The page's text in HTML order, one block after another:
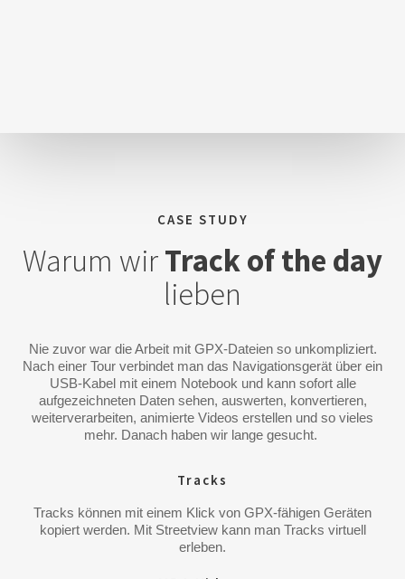
CASE STUDY
Warum wirTrack of the day
lieben
Nie zuvor war die Arbeit mit GPX-Dateien so unkompliziert.
Nach einer Tour verbindet man das Navigationsgerät über ein
USB-Kabel mit einem Notebook und kann sofort alle
aufgezeichneten Daten sehen, auswerten, konvertieren,
weiterverarbeiten, animierte Videos erstellen und so vieles
mehr. Danach haben wir lange gesucht.
Tracks
Tracks können mit einem Klick von GPX-fähigen Geräten
kopiert werden. Mit Streetview kann man Tracks virtuell
erleben.